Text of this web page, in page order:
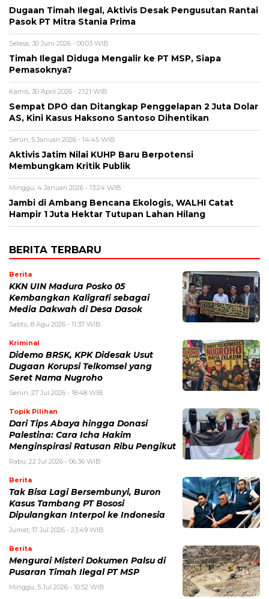
Dugaan Timah Ilegal, Aktivis Desak Pengusutan Rantai
Pasok PT Mitra Stania Prima
Selasa, 30 Juni 2026 - 00:03 WIB
Timah Ilegal Diduga Mengalir ke PT MSP, Siapa
Pemasoknya?
Kamis, 30 April 2026 - 21:21 WIB
Sempat DPO dan Ditangkap Penggelapan 2 Juta Dolar
AS, Kini Kasus Haksono Santoso Dihentikan
Senin, 5 Januari 2026 - 14:45 WIB
Aktivis Jatim Nilai KUHP Baru Berpotensi
Membungkam Kritik Publik
Minggu, 4 Januari 2026 - 13:24 WIB
Jambi di Ambang Bencana Ekologis, WALHI Catat
Hampir 1 Juta Hektar Tutupan Lahan Hilang
BERITA TERBARU
Berita
KKN UIN Madura Posko 05
Kembangkan Kaligrafi sebagai
Media Dakwah di Desa Dasok
Sabtu, 8 Agu 2026 - 11:37 WIB
Kriminal
Didemo BRSK, KPK Didesak Usut
Dugaan Korupsi Telkomsel yang
Seret Nama Nugroho
Senin, 27 Jul 2026 - 18:48 WIB
Topik Pilihan
Dari Tips Abaya hingga Donasi
Palestina: Cara Icha Hakim
Menginspirasi Ratusan Ribu Pengikut
Rabu, 22 Jul 2026 - 06:36 WIB
Berita
Tak Bisa Lagi Bersembunyi, Buron
Kasus Tambang PT Bososi
Dipulangkan Interpol ke Indonesia
Jumat, 17 Jul 2026 - 23:49 WIB
Berita
Mengurai Misteri Dokumen Palsu di
Pusaran Timah Ilegal PT MSP
Minggu, 5 Jul 2026 - 10:52 WIB